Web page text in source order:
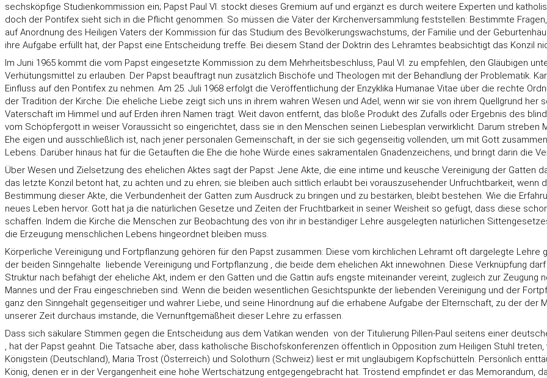
sechsköpfige Studienkommission ein; Papst Paul VI. stockt dieses Gremium auf und ergänzt es durch weitere Experten und
doch der Pontifex sieht sich in die Pflicht genommen. So müssen die Väter der Kirchenversammlung feststellen: Bestimmte
auf Anordnung des Heiligen Vaters der Kommission für das Studium des Bevölkerungswachstums, der Familie und der
ihre Aufgabe erfüllt hat, der Papst eine Entscheidung treffe. Bei diesem Stand der Doktrin des Lehramtes beabsichtigt das Konzil
Im Juni 1965 kommt die vom Papst eingesetzte Kommission zu dem Mehrheitsbeschluss, Paul VI. zu empfehlen, den Gläubigen
Verhütungsmittel zu erlauben. Der Papst beauftragt nun zusätzlich Bischöfe und Theologen mit der Behandlung der Problematik.
Einfluss auf den Pontifex zu nehmen. Am 25. Juli 1968 erfolgt die Veröffentlichung der Enzyklika Humanae Vitae über die rechte
der Tradition der Kirche: Die eheliche Liebe zeigt sich uns in ihrem wahren Wesen und Adel, wenn wir sie von ihrem Quellgrund her
Vaterschaft im Himmel und auf Erden ihren Namen trägt. Weit davon entfernt, das bloße Produkt des Zufalls oder Ergebnis des
vom Schöpfergott in weiser Voraussicht so eingerichtet, dass sie in den Menschen seinen Liebesplan verwirklicht. Darum streben
Ehe eigen und ausschließlich ist, nach jener personalen Gemeinschaft, in der sie sich gegenseitig vollenden, um mit Gott
Lebens. Darüber hinaus hat für die Getauften die Ehe die hohe Würde eines sakramentalen Gnadenzeichens, und bringt darin die
Über Wesen und Zielsetzung des ehelichen Aktes sagt der Papst: Jene Akte, die eine intime und keusche Vereinigung der
das letzte Konzil betont hat, zu achten und zu ehren; sie bleiben auch sittlich erlaubt bei vorauszusehender Unfruchtbarkeit,
Bestimmung dieser Akte, die Verbundenheit der Gatten zum Ausdruck zu bringen und zu bestärken, bleibt bestehen. Wie die
neues Leben hervor. Gott hat ja die natürlichen Gesetze und Zeiten der Fruchtbarkeit in seiner Weisheit so gefügt, dass diese
schaffen. Indem die Kirche die Menschen zur Beobachtung des von ihr in beständiger Lehre ausgelegten natürlichen
die Erzeugung menschlichen Lebens hingeordnet bleiben muss.
Körperliche Vereinigung und Fortpflanzung gehören für den Papst zusammen: Diese vom kirchlichen Lehramt oft dargelegte
der beiden Sinngehalte  liebende Vereinigung und Fortpflanzung , die beide dem ehelichen Akt innewohnen. Diese Verknüpfung
Struktur nach befähigt der eheliche Akt, indem er den Gatten und die Gattin aufs engste miteinander vereint, zugleich zur
Mannes und der Frau eingeschrieben sind. Wenn die beiden wesentlichen Gesichtspunkte der liebenden Vereinigung und der
ganz den Sinngehalt gegenseitiger und wahrer Liebe, und seine Hinordnung auf die erhabene Aufgabe der Elternschaft, zu der
unserer Zeit durchaus imstande, die Vernunftgemäßheit dieser Lehre zu erfassen.
Dass sich säkulare Stimmen gegen die Entscheidung aus dem Vatikan wenden  von der Titulierung Pillen-Paul seitens einer
, hat der Papst geahnt. Die Tatsache aber, dass katholische Bischofskonferenzen öffentlich in Opposition zum Heiligen Stuhl
Königstein (Deutschland), Maria Trost (Österreich) und Solothurn (Schweiz) liest er mit ungläubigem Kopfschütteln. Persönlich
König, denen er in der Vergangenheit eine hohe Wertschätzung entgegengebracht hat. Tröstend empfindet er das Memorandum,